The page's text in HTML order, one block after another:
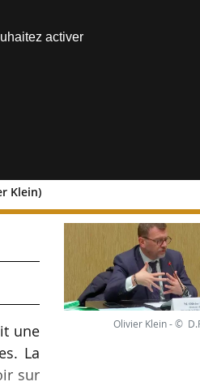
Klein)
une
La
sur
Olivier Klein - ©
activer